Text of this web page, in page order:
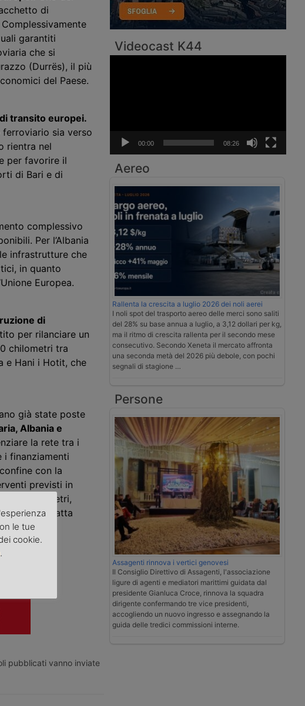
di
garantiti
che si
(Durrës), il più
del Paese.
transito europei.
sia verso
rientra nel
per favorire il
di Bari e di
complessivo
Per l’Albania
infrastrutture che
in quanto
Europea.
di
per rilanciare un
chilometri tra
e Hani i Hotit, che
già state poste
Albania e
la rete tra i
i finanziamenti
con la
previsti in
160 chilometri,
come la tratta
con la
pubblicati vanno inviate
Videocast K44
00:00 08:26
Aereo
Rallenta la crescita a luglio 2026 dei noli aerei
I noli spot del trasporto aereo delle merci sono saliti
del 28% su base annua a luglio, a 3,12 dollari per kg,
ma il ritmo di crescita rallenta per il secondo mese
consecutivo. Secondo Xeneta il mercato affronta
una seconda metà del 2026 più debole, con pochi
segnali di stagione …
Persone
Assagenti rinnova i vertici genovesi
Il Consiglio Direttivo di Assagenti, l'associazione
ligure di agenti e mediatori marittimi guidata dal
presidente Gianluca Croce, rinnova la squadra
dirigente confermando tre vice presidenti,
accogliendo un nuovo ingresso e assegnando la
guida delle tredici commissioni interne.
le tue
cookie.
.